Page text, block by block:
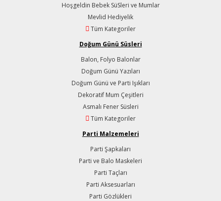
Hoşgeldin Bebek SüSleri ve Mumlar
Mevlid Hediyelik
Tüm Kategoriler
Doğum Günü Süsleri
Balon, Folyo Balonlar
Doğum Günü Yazıları
Doğum Günü ve Parti Işıkları
Dekoratif Mum Çeşitleri
Asmalı Fener Süsleri
Tüm Kategoriler
Parti Malzemeleri
Parti Şapkaları
Parti ve Balo Maskeleri
Parti Taçları
Parti Aksesuarları
Parti Gözlükleri